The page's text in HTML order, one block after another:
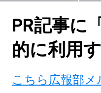
PR記事に
的に利用
こちら広報部メ